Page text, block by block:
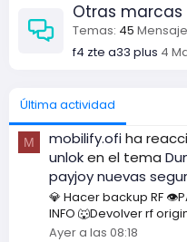
Otras marcas
Temas 45
f4 zte a33 plus 4
Última actividad
M mobilify.ofiha
unloken el tema
payjoy nuevas
💎 Hacer backup RF
INFO 🐺Devolver rf
Ayer a las 08:18